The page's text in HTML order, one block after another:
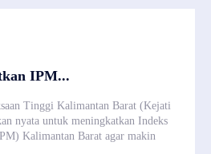
IPM...
Tinggi Kalimantan Barat (Kejati
nyata untuk meningkatkan Indeks
Kalimantan Barat agar makin